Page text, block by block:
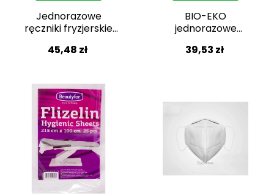
Jednorazowe
ręczniki fryzjerskie
cm – 50 szt.
45,48 zł
BIO-EKO
jednorazowe
Beautyfor 50 × 40
39,53 zł